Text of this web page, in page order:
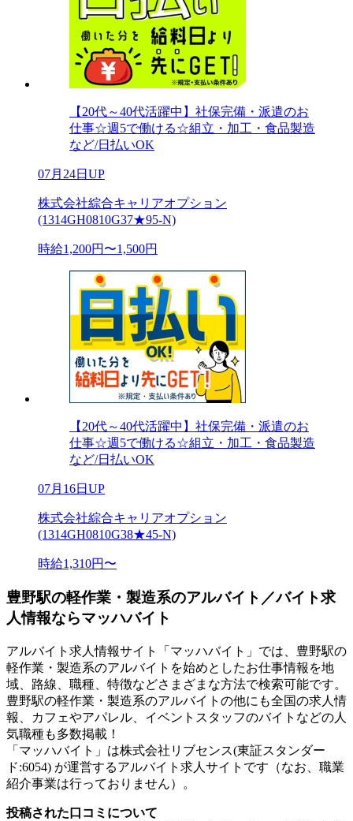
【20代～40代活躍中】社保完備・派遣のお
仕事☆週5で働ける☆組立・加工・食品製造
など/日払いOK
07月24日UP
株式会社綜合キャリアオプション
(1314GH0810G37★95-N)
時給1,200円〜1,500円
【20代～40代活躍中】社保完備・派遣のお
仕事☆週5で働ける☆組立・加工・食品製造
など/日払いOK
07月16日UP
株式会社綜合キャリアオプション
(1314GH0810G38★45-N)
時給1,310円〜
豊野駅の軽作業・製造系のアルバイト／バイト求
人情報ならマッハバイト
アルバイト求人情報サイト「マッハバイト」では、豊野駅の
軽作業・製造系のアルバイトを始めとしたお仕事情報を地
域、路線、職種、特徴などさまざまな方法で検索可能です。
豊野駅の軽作業・製造系のアルバイトの他にも全国の求人情
報、カフェやアパレル、イベントスタッフのバイトなどの人
気職種も多数掲載！
「マッハバイト」は株式会社リブセンス(東証スタンダー
ド:6054) が運営するアルバイト求人サイトです（なお、職業
紹介事業は行っておりません）。
投稿された口コミについて